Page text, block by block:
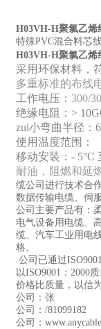
H03VH-H聚氯乙烯
特殊PVC混合料芯
H03VH-H聚氯乙烯
采用环保材料，
多重标准的布线
工作电压： 300/
绝缘电阻：>
zui小弯曲半径：
使用温度范围：
移动安装：- 5°C
耐油，阻燃和延
缆公司进行技术合
数据传输电缆、伺
公司主要产品有：
电气设备用电缆、
缆、汽车工业用电
格。
公司已通过
以ISO9001：2000
价格比质量，以信
公司：张
公司：/81099182
公司：